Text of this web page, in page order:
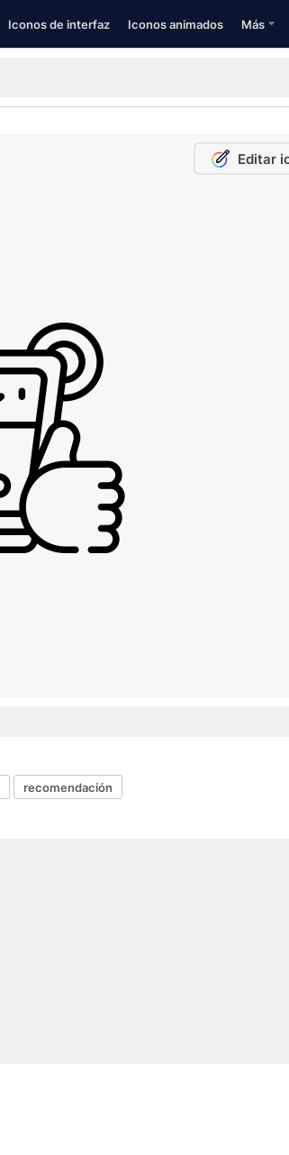
Iconos de interfaz Iconos animados Más
Editar
recomendación